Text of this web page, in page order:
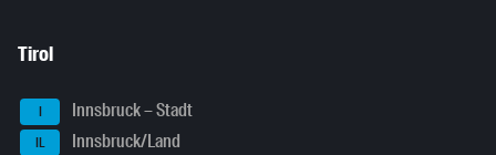
Tirol
I Innsbruck – Stadt
IL Innsbruck/Land